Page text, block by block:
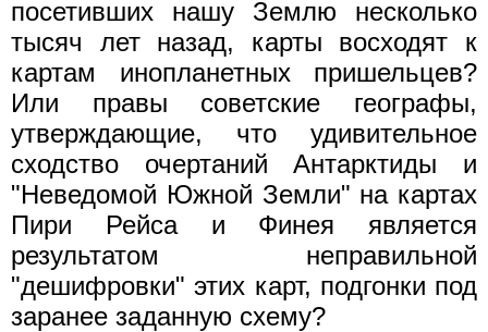
посетивших нашу Землю несколько
тысяч лет назад, карты восходят к
картам инопланетных пришельцев?
Или правы советские географы,
утверждающие, что удивительное
сходство очертаний Антарктиды и
"Неведомой Южной Земли" на картах
Пири Рейса и Финея является
результатом неправильной
"дешифровки" этих карт, подгонки под
заранее заданную схему?